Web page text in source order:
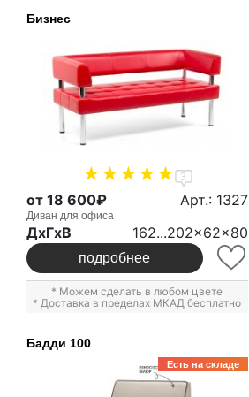
Бизнес
3
от 18 600₽ Арт.: 1327
Диван для офиса
ДxГxВ 162...202x62x80
подробнее
* Можем сделать в любом цвете
* Доставка в пределах МКАД бесплатно
Бадди 100
Есть на складе